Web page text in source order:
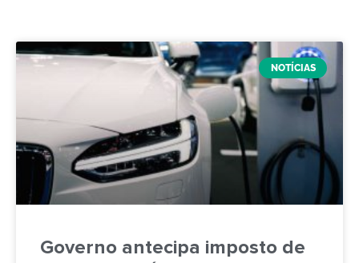
NOTÍCIAS
Governo antecipa imposto de